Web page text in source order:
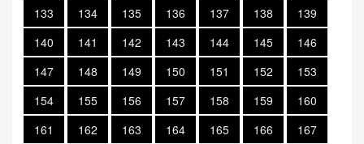
133
134 135 136 137 138
139
140
141 142 143 144 145
146
147
148 149 150 151 152
153
154
155 156 157 158 159
160
161
162 163 164 165 166
167